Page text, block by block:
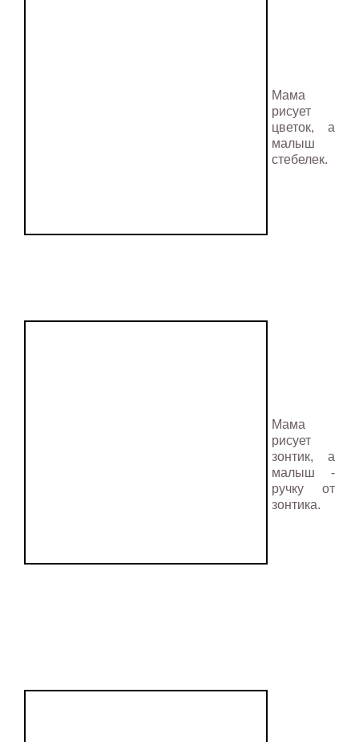
Мама
рисует
цветок, а
малыш
стебелек.
Мама
рисует
зонтик, а
малыш -
ручку от
зонтика.